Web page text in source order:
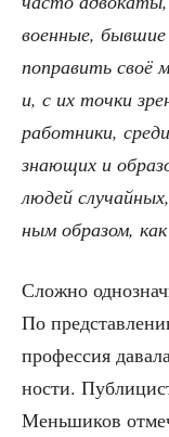
воен­ные,
попра­вить своё
и, с их точ­ки
работ­ни­ки,
зна­ю­щих и
людей
ным обра­зом,
Слож­но
По
про­фес­сия
но­сти.
Мень­ши­ков